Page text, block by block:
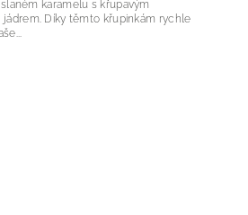
karamelu s křupavým
rychle